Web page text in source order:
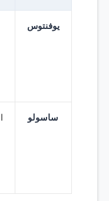
يوفنتوس
ساسولو